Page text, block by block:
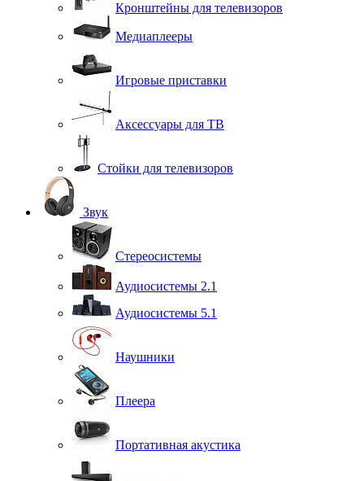
Кронштейны для телевизоров
Медиаплееры
Игровые приставки
Аксессуары для ТВ
Стойки для телевизоров
Звук
Стереосистемы
Аудиосистемы 2.1
Аудиосистемы 5.1
Наушники
Плеера
Портативная акустика